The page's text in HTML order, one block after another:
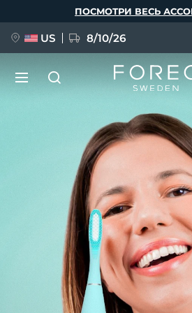
ПОСМОТРИ ВЕСЬ
US 8/10/26
FAQ™ Pure Beauty-Tech Elixir
BREAKING NEWS
issa™ Teeth Whitening Set
Deutsch
Français
Italiano
Svenska
简体中文